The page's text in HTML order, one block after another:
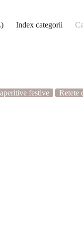
Index categorii
festive Retete